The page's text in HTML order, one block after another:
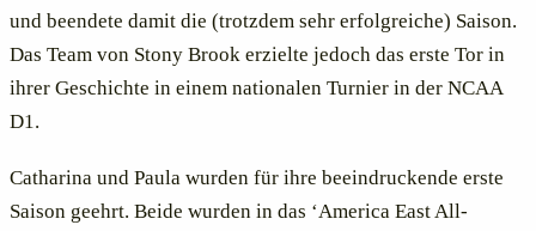
und beendete damit die (trotzdem sehr erfolgreiche) Saison.
Das Team von Stony Brook erzielte jedoch das erste Tor in
ihrer Geschichte in einem nationalen Turnier in der NCAA
D1.
Catharina und Paula wurden für ihre beeindruckende erste
Saison geehrt. Beide wurden in das ‘America East All-